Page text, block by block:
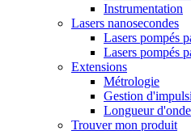
Instrumentation
Lasers nanosecondes
Lasers pompés
Lasers pompés
Extensions
Métrologie
Gestion
Longueur d'onde
Trouver mon produit